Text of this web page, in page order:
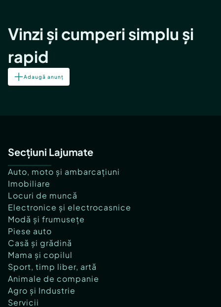
Vinzi și cumperi simplu și
rapid
Adaugă anunț
Secțiuni Lajumate
Auto, moto și ambarcațiuni
Imobiliare
Locuri de muncă
Electronice și electrocasnice
Modă și frumusețe
Piese auto
Casă și grădină
Mama și copilul
Sport, timp liber, artă
Animale de companie
Agro și Industrie
Servicii